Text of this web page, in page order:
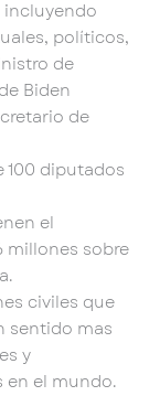
políticos,
de
Biden
de
100 diputados
el
millones sobre
civiles que
sentido mas
y
en el mundo.